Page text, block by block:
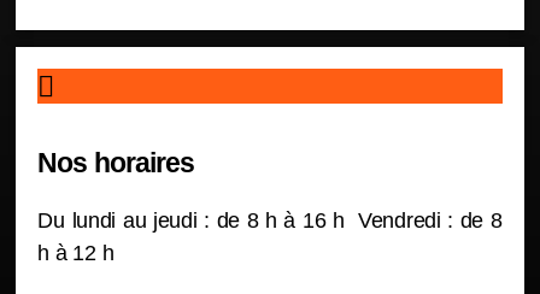
Nos horaires
Du lundi au jeudi : de 8 h à 16 h Vendredi : de 8
h à 12 h